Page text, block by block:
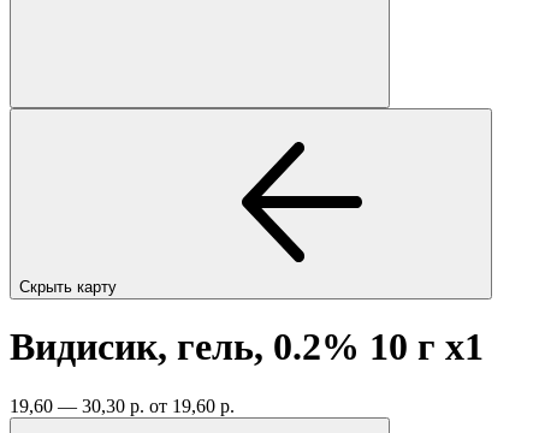
Скрыть карту
Видисик, гель, 0.2% 10 г x1
19,60 — 30,30 р. от 19,60 р.